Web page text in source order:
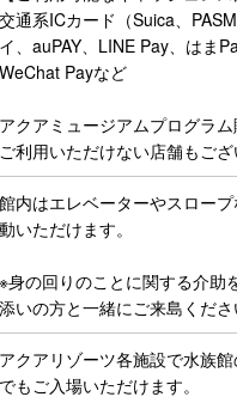
交通系ICカード（Suica、
イ、auPAY、LINE Pay、はま
WeChat Payなど
アクアミュージアムプログラ
ご利用いただけない店舗もござ
館内はエレベーターやスロー
動いただけます。
※身の回りのことに関する介助
添いの方と一緒にご来島くださ
アクアリゾーツ各施設で水族
でもご入場いただけます。